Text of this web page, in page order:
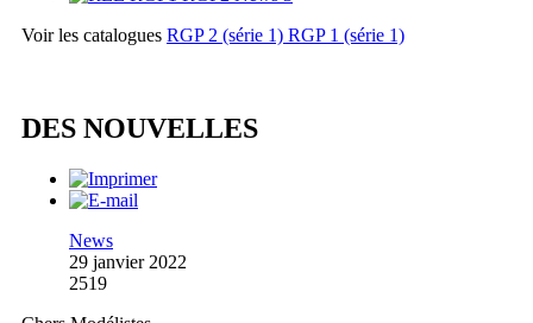
Voir les catalogues RGP 2 (série 1) RGP 1 (série 1)
DES NOUVELLES
News
29 janvier 2022
2519